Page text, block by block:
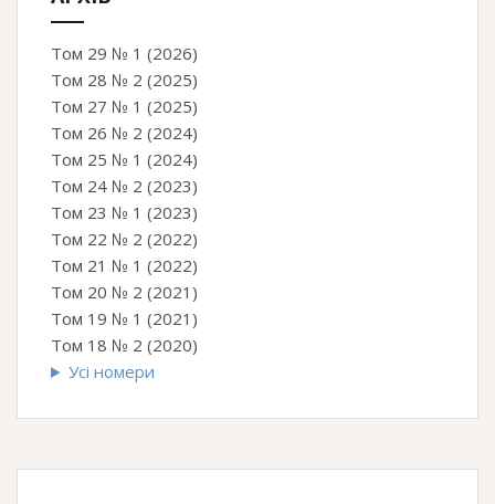
Том 29 № 1 (2026)
Том 28 № 2 (2025)
Том 27 № 1 (2025)
Том 26 № 2 (2024)
Том 25 № 1 (2024)
Том 24 № 2 (2023)
Том 23 № 1 (2023)
Том 22 № 2 (2022)
Том 21 № 1 (2022)
Том 20 № 2 (2021)
Том 19 № 1 (2021)
Том 18 № 2 (2020)
Усі номери